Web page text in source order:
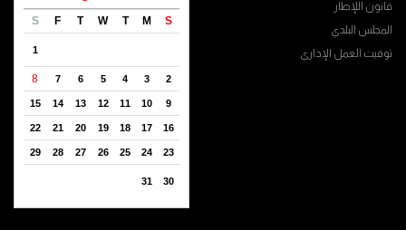
قانون اللإطار
المجلس البلدي
توقيت العمل الإداري
S
M
T
W
T
F
S
1
2
3
4
5
6
7
8
9
10
11
12
13
14
15
16
17
18
19
20
21
22
23
24
25
26
27
28
29
30
31